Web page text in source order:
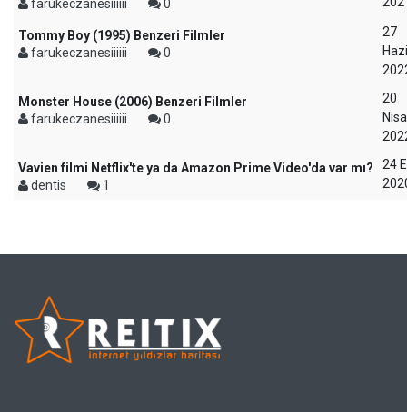
farukeczanesiiiiii
0
Tommy Boy (1995) Benzeri Filmler
farukeczanesiiiiii
0
27
Monster House (2006) Benzeri Filmler
farukeczanesiiiiii
0
20
Vavien filmi Netflix'te ya da Amazon Prime Video'da var mı?
dentis
1
24